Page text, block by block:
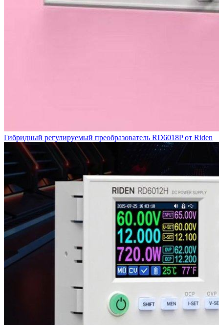
Гибридный регулируемый преобразователь RD6018P от Riden